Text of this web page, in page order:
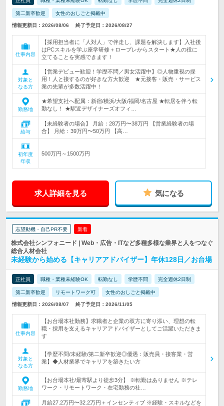
第二新卒歓迎 女性のおしごと掲載中
情報更新日：2026/08/06 終了予定日：2026/08/27
仕事内容
【採用担当者に「人対人」で伴走し、課題を解決します】入社後
はPCスキルを学ぶ座学研修＋ロープレからスタート★人の役に
立てることを実感できます！
対象と
なる方
【営業デビュー歓迎！学歴不問／男女活躍中】◎人物重視の採
用！人と接するのが好きな方大歓迎 ★元接客・販売・サービス
業の先輩が多数活躍中！
勤務地
★希望支社へ配属：新宿/横浜/大阪/福岡/名古屋 ★転居を伴う転
勤なし！ ★駅近デザイナーズオフィ…
給与
【未経験者の場合】 月給：28万円〜38万円 【営業経験者の場
合】 月給：39万円〜50万円 【高…
初年度
年収
500万円～1500万円
求人詳細を見る 気になる
志望動機・自己PR不要 新着
株式会社シンフォニード | Web・広告・ITなど多種多様な業界と人をつなぐ
総合人材会社
未経験から始める【キャリアアドバイザー】年休128日／お台場
正社員 職種・業種未経験OK 転勤なし 学歴不問 完全週休2日制
第二新卒歓迎 リモートワーク可 女性のおしごと掲載中
情報更新日：2026/08/07 終了予定日：2026/11/05
仕事内容
【お台場本社勤務】求職者と企業の双方に寄り添い、理想の転
職・採用を支えるキャリアアドバイザーとしてご活躍いただきま
す
対象と
なる方
【学歴不問/未経験/第二新卒歓迎◎優遇：販売員・接客業・営
業】◆人材業界でキャリアを築きたい方
勤務地
【お台場本社/最寄駅より徒歩3分】 ※転勤はありません ※テレ
ワーク・リモートワーク・在宅勤務の社…
月給27.2万円〜32.2万円＋インセンティブ ※経験・スキルなどを